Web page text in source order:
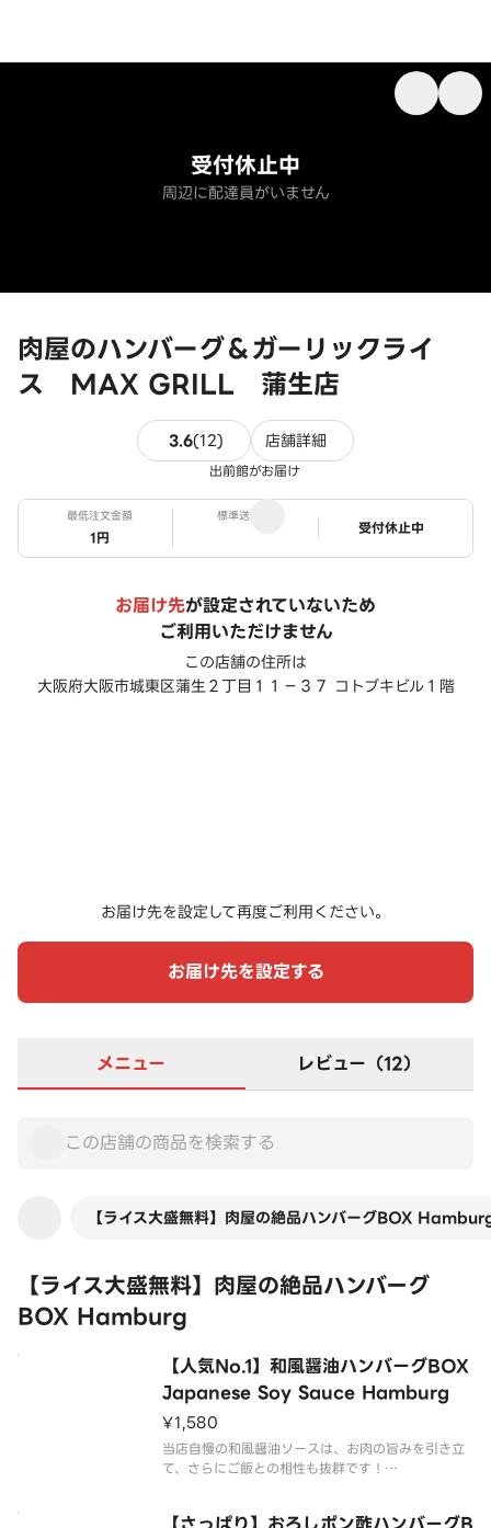
肉屋のハンバーグ＆ガーリックライ
ス MAX GRILL 蒲生店
受付休止中
周辺に配達員がいません
3.6(12) 12件のレビュー
店舗詳細
出前館がお届け
最低注文金額
1円
標準送料
ステータス
受付休止中
お届け先が設定されていないため
ご利用いただけません
この店舗の住所は
大阪府大阪市城東区蒲生２丁目１１－３７ コトブキビル１階
お届け先を設定して再度ご利用ください。
お届け先を設定する
メニュー レビュー（12）
【ライス大盛無料】肉屋の絶品ハンバーグBOX
【ライス大盛無料】肉屋の絶品ハンバーグ
BOX Hamburg
【人気No.1】和風醤油ハンバーグBOX
Japanese Soy Sauce Hamburg
¥1,580
当店自慢の和風醤油ソースは、お肉の旨みを引き立
て、さらにご飯との相性も抜群です！